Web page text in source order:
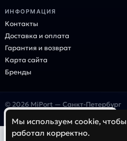
ИНФОРМАЦИЯ
Контакты
Доставка и оплата
Гарантия и возврат
Карта сайта
Бренды
© 2026 MiPort — Санкт-Петербург
Онлайн-магазин электроники и
Мы используем cookie, чтобы
работал корректно.
Ваш город — Санкт-Петербург?
Да
Нет, выбрать другой